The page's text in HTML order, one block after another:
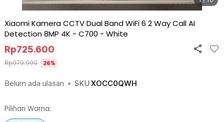
Xiaomi Kamera CCTV Dual Band WiFi 6 2 Way Call AI
Detection 8MP 4K - C700 - White
Belum ada ulasan • SKU XOCC0QWH
Rp725.600
Rp979.900 26%
Pilihan Warna: